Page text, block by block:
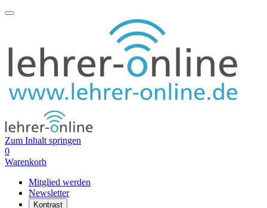
Zum Inhalt springen
0
Warenkorb
Mitglied werden
Newsletter
Kontrast